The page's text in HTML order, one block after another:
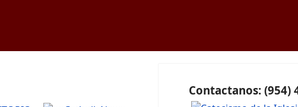
Contactanos: (954)